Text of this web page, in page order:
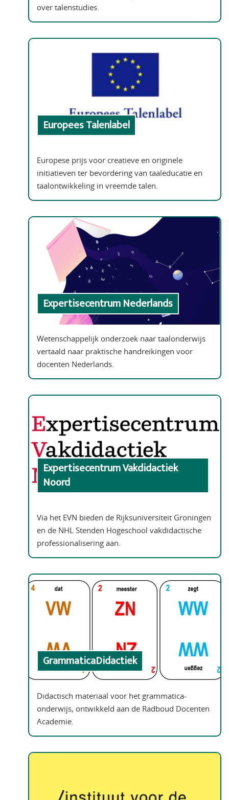
over talenstudies.
Europees Talenlabel
Europese prijs voor creatieve en originele
initiatieven ter bevordering van taaleducatie en
taalontwikkeling in vreemde talen.
Expertisecentrum Nederlands
Wetenschappelijk onderzoek naar taalonderwijs
vertaald naar praktische handreikingen voor
docenten Nederlands.
Expertisecentrum Vakdidactiek
Noord
Via het EVN bieden de Rijksuniversiteit Groningen
en de NHL Stenden Hogeschool vakdidactische
professionalisering aan.
GrammaticaDidactiek
Didactisch materiaal voor het grammatica-
onderwijs, ontwikkeld aan de Radboud Docenten
Academie.